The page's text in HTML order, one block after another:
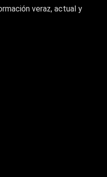
veraz, actual y